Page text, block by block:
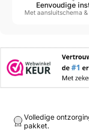
Eenvoudige
Met aansluitschema
Volledige
pakket.